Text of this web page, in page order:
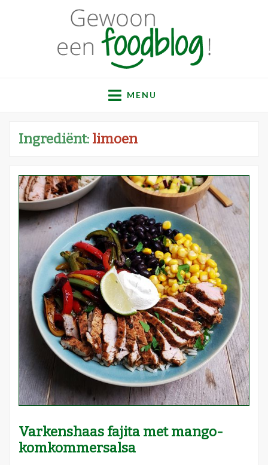
Gewoon een
foodblog!
recepten
MENU
Ingrediënt: limoen
Varkenshaas fajita met mango-
komkommersalsa